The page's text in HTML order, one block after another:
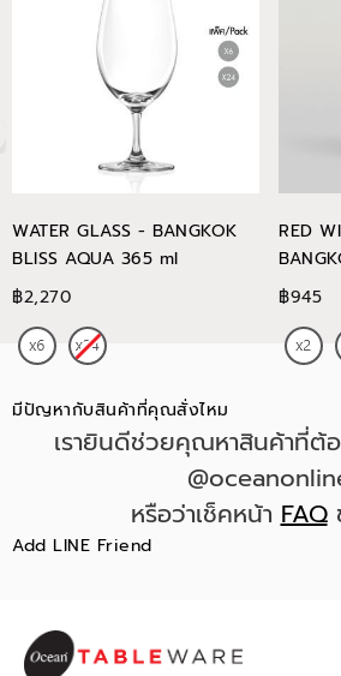
WATER GLASS - BANGKOK
BLISS AQUA 365 ml
฿2,270
RED
745 ml
฿945
มีปัญหากับสินค้าที่คุณสั่งไหม
เรายินดีช่วยคุณหาสินค้าที่ต้
หรือว่าเช็คหน้าFAQ
Add LINE Friend